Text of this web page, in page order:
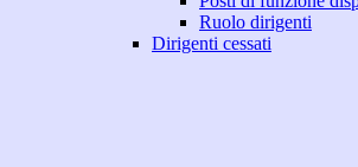
Ruolo dirigenti
Dirigenti cessati